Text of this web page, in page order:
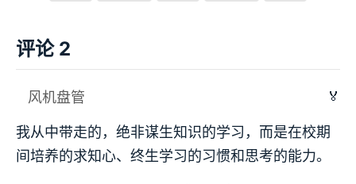
评论 2
风机盘管 🏅
我从中带走的，绝非谋生知识的学习，而是在校期
间培养的求知心、终生学习的习惯和思考的能力。